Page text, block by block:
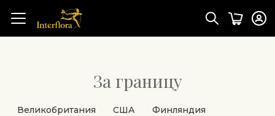
За границу
Великобритания США
Финляндия